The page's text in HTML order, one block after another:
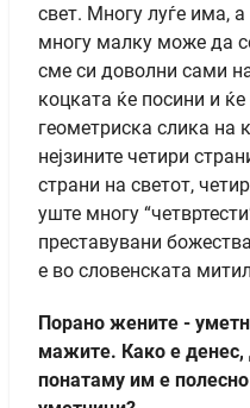
свет. Многу луѓе има,
многу малку може да
сме си доволни сами
коцката ќе посини и
геометриска слика на
нејзините четири
страни на светот,
уште многу
преставувани
е во словенската
Порано жените -
мажите. Како е
понатаму им е